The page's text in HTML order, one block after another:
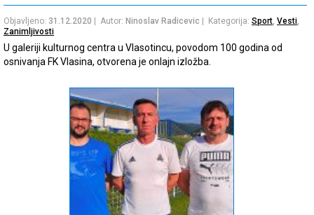
Objavljeno: 31.12.2020 | Autor: Ninoslav Radicevic | Kategorija: Sport, Vesti,
Zanimljivosti
U galeriji kulturnog centra u Vlasotincu, povodom 100 godina od
osnivanja FK Vlasina, otvorena je onlajn izložba.